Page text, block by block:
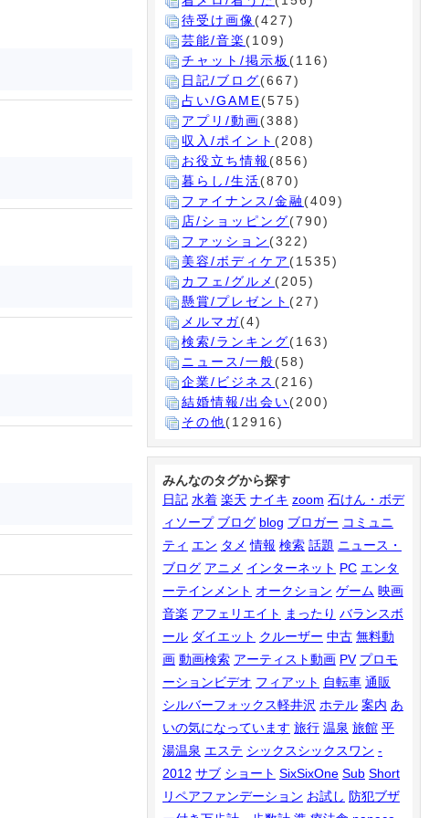
待受け画像(427)
芸能/音楽 (109)
チャット/掲示板 (116)
日記/ブログ(667)
占い/GAME(575)
アプリ/動画(388)
収入/ポイント (208)
お役立ち情報 (856)
暮らし/生活(870)
ファイナンス/金融 (409)
店/ショッピング(790)
ファッション (322)
美容/ボディケア (1535)
カフェ/グルメ (205)
懸賞/プレゼント (27)
メルマガ(4)
検索/ランキング(163)
ニュース/一般(58)
企業/ビジネス (216)
結婚情報/出会い(200)
その他(12916)
みんなのタグから探す
日記 水着 楽天 ナイキ zoom 石けん・ボデ
ィソープ ブログ blog ブロガー コミュニ
ティ エン タメ 情報 検索 話題 ニュース・
ブログ アニメ インターネット PC エンタ
ーテインメント オークション ゲーム 映画
音楽 アフェリエイト まったり バランスボ
ール ダイエット クルーザー 中古 無料動
画 動画検索 アーティスト動画 PV プロモ
ーションビデオ フィアット 自転車 通販
シルバーフォックス軽井沢 ホテル 案内 あ
いの気になっています 旅行 温泉 旅館 平
湯温泉 エステ シックスシックスワン -
2012 サブ ショート SixSixOne Sub Short
リペアファンデーション お試し 防犯ブザ